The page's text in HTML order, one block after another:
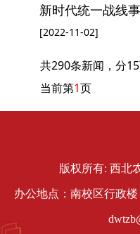
新时代统一战线
[2022-11-02]
共290条新闻，分15
当前第1页
版权所有: 西北
办公地点：南校区行政楼